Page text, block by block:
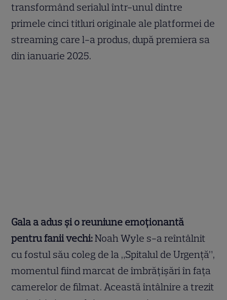
transformând serialul într-unul dintre
primele cinci titluri originale ale platformei de
streaming care l-a produs, după premiera sa
din ianuarie 2025.
Gala a adus și o reuniune emoționantă
pentru fanii vechi:Noah Wyle s-a reîntâlnit
cu fostul său coleg de la „Spitalul de Urgență”,
momentul fiind marcat de îmbrățișări în fața
camerelor de filmat. Această întâlnire a trezit